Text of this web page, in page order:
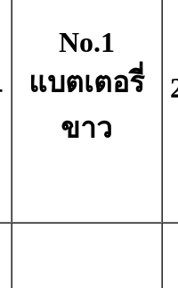
No.1
แบตเตอรี่
ขาว